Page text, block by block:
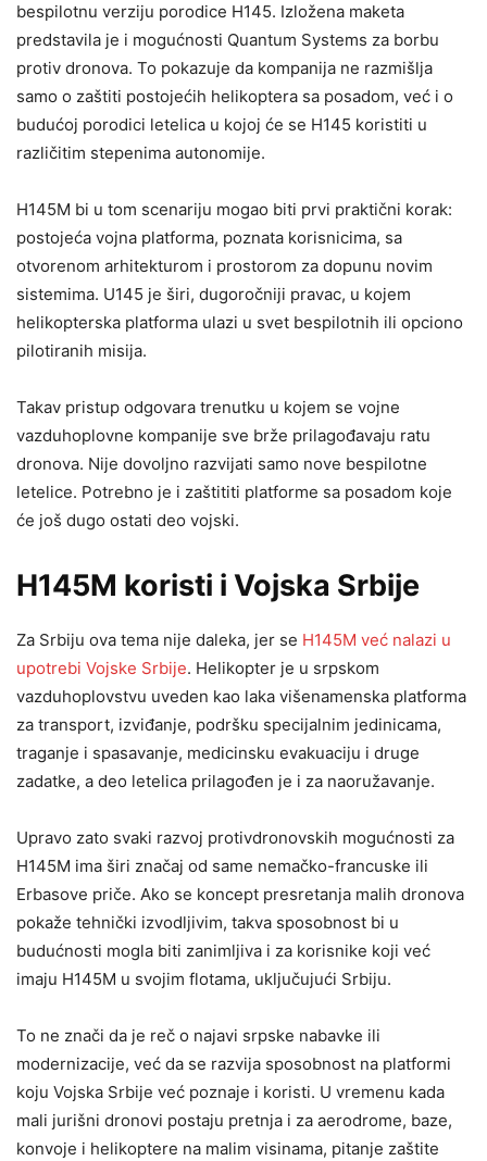
bespilotnu verziju porodice H145. Izložena maketa
predstavila je i mogućnosti Quantum Systems za borbu
protiv dronova. To pokazuje da kompanija ne razmišlja
samo o zaštiti postojećih helikoptera sa posadom, već i o
budućoj porodici letelica u kojoj će se H145 koristiti u
različitim stepenima autonomije.
H145M bi u tom scenariju mogao biti prvi praktični korak:
postojeća vojna platforma, poznata korisnicima, sa
otvorenom arhitekturom i prostorom za dopunu novim
sistemima. U145 je širi, dugoročniji pravac, u kojem
helikopterska platforma ulazi u svet bespilotnih ili opciono
pilotiranih misija.
Takav pristup odgovara trenutku u kojem se vojne
vazduhoplovne kompanije sve brže prilagođavaju ratu
dronova. Nije dovoljno razvijati samo nove bespilotne
letelice. Potrebno je i zaštititi platforme sa posadom koje
će još dugo ostati deo vojski.
H145M koristi i Vojska Srbije
Za Srbiju ova tema nije daleka, jer se H145M već nalazi u
upotrebi Vojske Srbije. Helikopter je u srpskom
vazduhoplovstvu uveden kao laka višenamenska platforma
za transport, izviđanje, podršku specijalnim jedinicama,
traganje i spasavanje, medicinsku evakuaciju i druge
zadatke, a deo letelica prilagođen je i za naoružavanje.
Upravo zato svaki razvoj protivdronovskih mogućnosti za
H145M ima širi značaj od same nemačko-francuske ili
Erbasove priče. Ako se koncept presretanja malih dronova
pokaže tehnički izvodljivim, takva sposobnost bi u
budućnosti mogla biti zanimljiva i za korisnike koji već
imaju H145M u svojim flotama, uključujući Srbiju.
To ne znači da je reč o najavi srpske nabavke ili
modernizacije, već da se razvija sposobnost na platformi
koju Vojska Srbije već poznaje i koristi. U vremenu kada
mali jurišni dronovi postaju pretnja i za aerodrome, baze,
konvoje i helikoptere na malim visinama, pitanje zaštite